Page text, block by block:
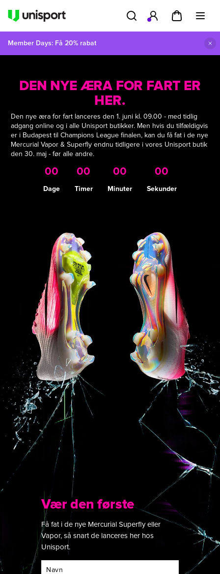
Member Days: Få 20% rabat
DEN NYE ÆRA FOR FART ER
HER.
Den nye æra for fart lanceres den 1. juni kl. 09.00 - med tidlig
adgang online og i alle Unisport butikker. Men hvis du tilfældigvis
er i Budapest til Champions League finalen, kan du få fat i de nye
Mercurial Vapor & Superfly endnu tidligere i vores Unisport butik
den 30. maj - før alle andre.
00
Dage
00
Timer
00
Minuter
00
Sekunder
Vær den første
Få fat i de nye Mercurial Superfly eller
Vapor, så snart de lanceres her hos
Unisport.
Navn